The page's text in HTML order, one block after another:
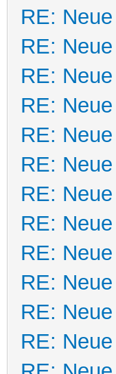
RE:
RE:
RE:
RE:
RE:
RE:
RE:
RE:
RE:
RE:
RE:
RE: